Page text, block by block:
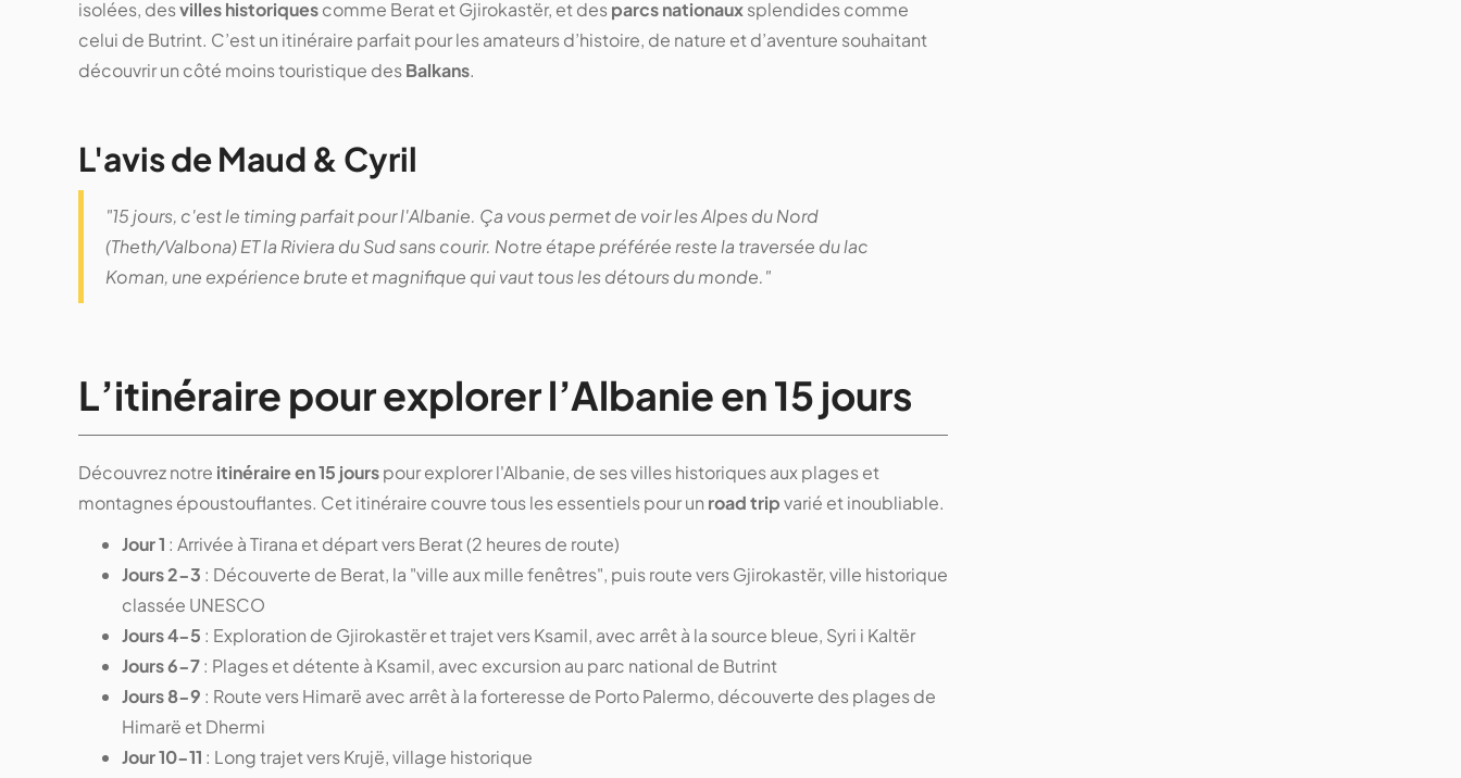
isolées, desvilles historiquescomme Berat et Gjirokastër, et desparcs nationauxsplendides comme
celui de Butrint. C’est un itinéraire parfait pour les amateurs d’histoire, de nature et d’aventure souhaitant
découvrir un côté moins touristique desBalkans​.
L'avis de Maud & Cyril
"15 jours, c'est le timing parfait pour l'Albanie. Ça vous permet de voir les Alpes du Nord
(Theth/Valbona) ET la Riviera du Sud sans courir. Notre étape préférée reste la traversée du lac
Koman, une expérience brute et magnifique qui vaut tous les détours du monde."
L’itinéraire pour explorer l’Albanie en 15 jours
Découvrez notre itinéraire en 15 jourspour explorer l'Albanie, de ses villes historiques aux plages et
montagnes époustouflantes. Cet itinéraire couvre tous les essentiels pour un road tripvarié et inoubliable.
Jour 1 : Arrivée à Tirana et départ vers Berat (2 heures de route)
Jours 2-3 : Découverte de Berat, la "ville aux mille fenêtres", puis route vers Gjirokastër, ville historique
classée UNESCO
Jours 4-5 : Exploration de Gjirokastër et trajet vers Ksamil, avec arrêt à la source bleue, Syri i Kaltër
Jours 6-7: Plages et détente à Ksamil, avec excursion au parc national de Butrint
Jours 8-9 : Route vers Himarë avec arrêt à la forteresse de Porto Palermo, découverte des plages de
Himarë et Dhermi
Jour 10-11 : Long trajet vers Krujë, village historique